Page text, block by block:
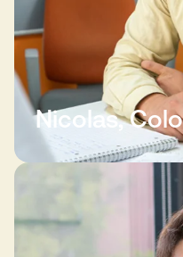
Nicolas,